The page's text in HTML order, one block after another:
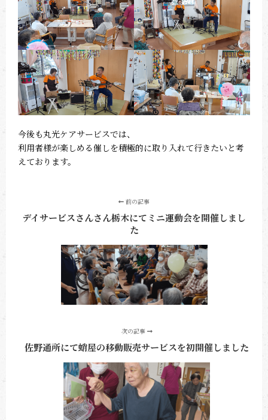
今後も丸光ケアサービスでは、
利用者様が楽しめる催しを積極的に取り入れて行きたいと考
えております。
前の記事
デイサービスさんさん栃木にてミニ運動会を開催しまし
た
次の記事
佐野通所にて蛸屋の移動販売サービスを初開催しました